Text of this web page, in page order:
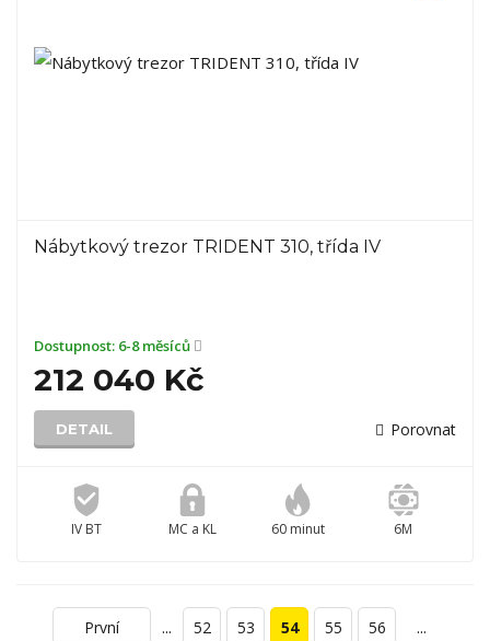
Nábytkový trezor TRIDENT 310, třída IV
Dostupnost: 6-8 měsíců
212 040 Kč
DETAIL Porovnat
IV BT MC a KL 60 minut 6M
První ... 52 53 54 55 56 ...